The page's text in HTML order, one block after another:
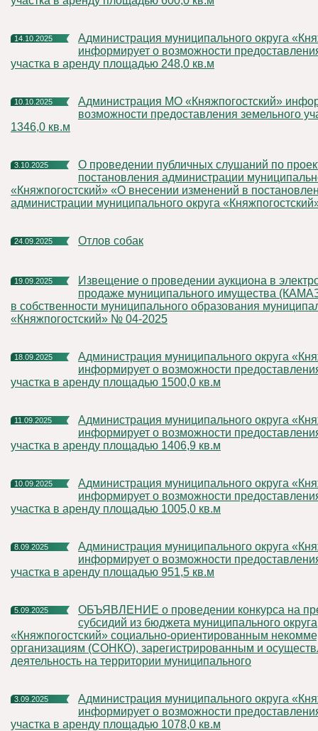
14.10.2025
Администрация муниципального округа «Княжпогостский»
информирует о возможности
участка в аренду площадью 248,0 кв.м
10.10.2025
Администрация МО «Княжпогостский» информирует о
возможности предоставления земельного
1346,0 кв.м
3.10.2025
О проведении публичных слушаний по проекту
постановления администрации
«Княжпогостский» «О внесении изменений в
администрации муниципального округа
24.09.2025 Отлов собак
19.09.2025
Извещение о проведении аукциона в электронной форме по
продаже муниципального имущества
в собственности муниципального образования
«Княжпогостский» № 04-2025
18.09.2025
Администрация муниципального округа «Княжпогостский»
информирует о возможности
участка в аренду площадью 1500,0 кв.м
11.09.2025
Администрация муниципального округа «Княжпогостский»
информирует о возможности
участка в аренду площадью 1406,9 кв.м
10.09.2025
Администрация муниципального округа «Княжпогостский»
информирует о возможности
участка в аренду площадью 1005,0 кв.м
8.09.2025
Администрация муниципального округа «Княжпогостский»
информирует о возможности
участка в аренду площадью 951,5 кв.м
5.09.2025
ОБЪЯВЛЕНИЕ о проведении конкурса на предоставление
субсидий из бюджета муниципального округа
«Княжпогостский» социально-ориентированным
организациям (СОНКО), зарегистрированным и
деятельность на территории муниципального
3.09.2025
Администрация муниципального округа «Княжпогостский»
информирует о возможности
участка в аренду площадью 1078,0 кв.м